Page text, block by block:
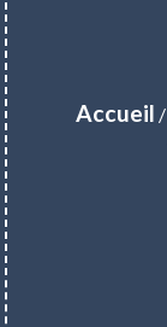
Accueil /